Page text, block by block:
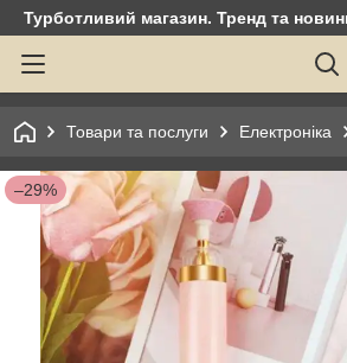
Турботливий магазин. Тренд та
Товари та послуги Електроніка
–29%